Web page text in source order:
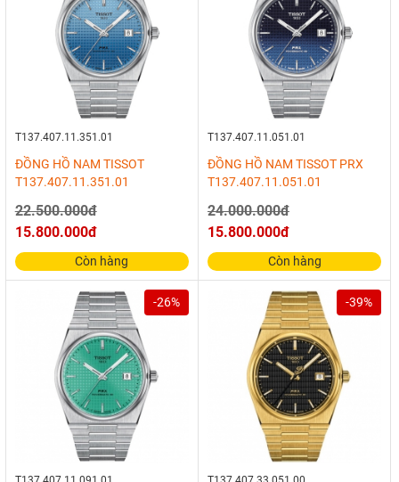
T137.407.11.351.01
ĐỒNG HỒ NAM TISSOT
T137.407.11.351.01
22.500.000đ
15.800.000đ
Còn hàng
T137.407.11.051.01
ĐỒNG HỒ NAM TISSOT PRX
T137.407.11.051.01
24.000.000đ
15.800.000đ
Còn hàng
-26% -39%